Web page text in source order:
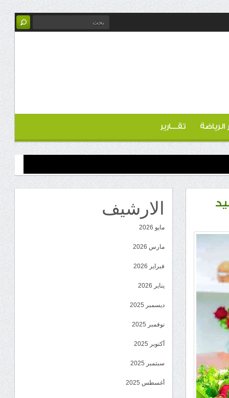
الرياضة تقـــارير
الارشيف
مايو 2026
مارس 2026
فبراير 2026
يناير 2026
ديسمبر 2025
نوفمبر 2025
أكتوبر 2025
سبتمبر 2025
أغسطس 2025